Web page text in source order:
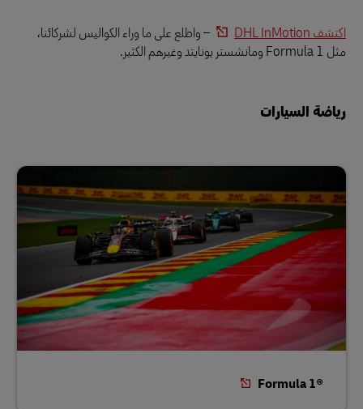
اكتشف DHL InMotion
– واطلع على ما وراء الكواليس لشركائنا،
مثل Formula 1 ومانشستر يونايتد وغيرهم الكثير.
رياضة السيارات
Formula 1®‎